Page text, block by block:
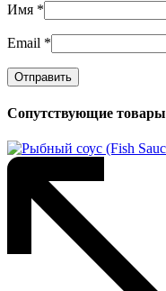
Имя *
Email *
Сопутствующие товары